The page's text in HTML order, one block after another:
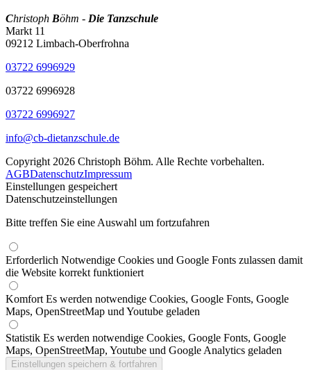
Christoph Böhm - Die Tanzschule
Markt 11
09212 Limbach-Oberfrohna
03722 6996929
03722 6996928
03722 6996927
info@cb-dietanzschule.de
Copyright 2026 Christoph Böhm. Alle Rechte vorbehalten.
AGBDatenschutzImpressum
Einstellungen gespeichert
Datenschutzeinstellungen
Bitte treffen Sie eine Auswahl um fortzufahren
Erforderlich Notwendige Cookies und Google Fonts zulassen damit
die Website korrekt funktioniert
Komfort Es werden notwendige Cookies, Google Fonts, Google
Maps, OpenStreetMap und Youtube geladen
Statistik Es werden notwendige Cookies, Google Fonts, Google
Maps, OpenStreetMap, Youtube und Google Analytics geladen